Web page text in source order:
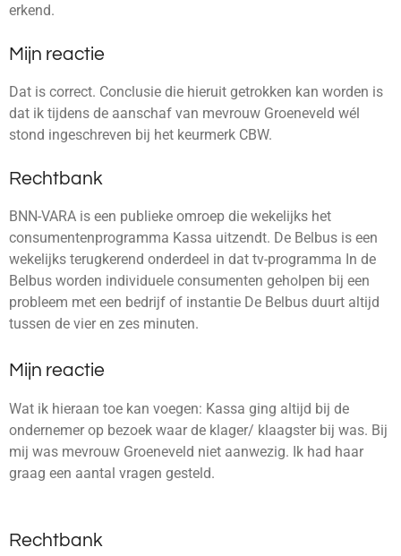
erkend.
Mijn reactie
Dat is correct. Conclusie die hieruit getrokken kan worden is
dat ik tijdens de aanschaf van mevrouw Groeneveld wél
stond ingeschreven bij het keurmerk CBW.
Rechtbank
BNN-VARA is een publieke omroep die wekelijks het
consumentenprogramma Kassa uitzendt. De Belbus is een
wekelijks terugkerend onderdeel in dat tv-programma In de
Belbus worden individuele consumenten geholpen bij een
probleem met een bedrijf of instantie De Belbus duurt altijd
tussen de vier en zes minuten.
Mijn reactie
Wat ik hieraan toe kan voegen: Kassa ging altijd bij de
ondernemer op bezoek waar de klager/ klaagster bij was. Bij
mij was mevrouw Groeneveld niet aanwezig. Ik had haar
graag een aantal vragen gesteld.
Rechtbank